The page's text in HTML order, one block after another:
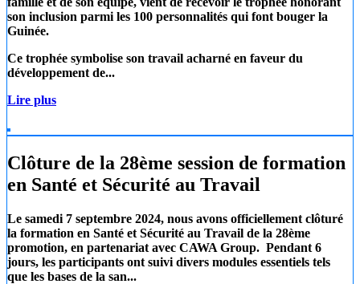
son inclusion parmi les 100 personnalités qui font bouger la
Guinée.
Ce trophée symbolise son travail acharné en faveur du
développement de...
Lire plus
Clôture de la 28ème session de formation
en Santé et Sécurité au Travail
Le samedi 7 septembre 2024, nous avons officiellement clôturé
la formation en Santé et Sécurité au Travail de la 28ème
promotion, en partenariat avec CAWA Group. Pendant 6
jours, les participants ont suivi divers modules essentiels tels
que les bases de la san...